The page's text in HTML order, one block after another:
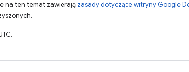
na ten temat zawierają zasady dotyczące witryny Google